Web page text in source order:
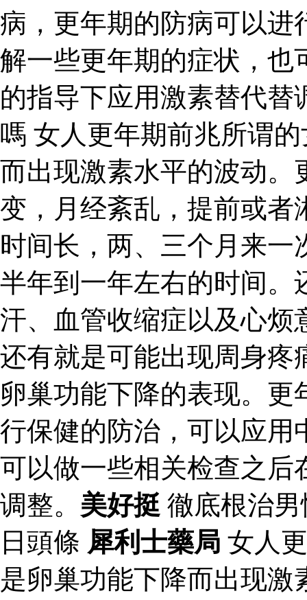
病，更年期的防病可以进
解一些更年期的症状，也
的指导下应用激素替代
嗎 女人更年期前兆所谓
而出现激素水平的波动。
变，月经紊乱，提前或者
时间长，两、三个月来
半年到一年左右的时间。
汗、血管收缩症以及心烦
还有就是可能出现周身疼
卵巢功能下降的表现。
行保健的防治，可以应用
可以做一些相关检查之后
调整。 美好挺 徹底根治
日頭條 犀利士藥局 女人
是卵巢功能下降而出现